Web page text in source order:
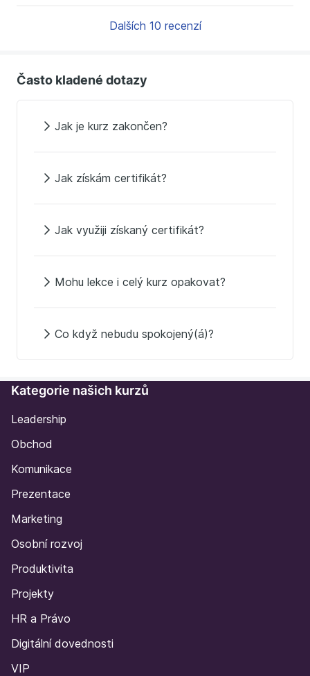
Dalších 10 recenzí
Často kladené dotazy
Jak je kurz zakončen?
Jak získám certifikát?
Jak využiji získaný certifikát?
Mohu lekce i celý kurz opakovat?
Co když nebudu spokojený(á)?
Kategorie našich kurzů
Leadership
Obchod
Komunikace
Prezentace
Marketing
Osobní rozvoj
Produktivita
Projekty
HR a Právo
Digitální dovednosti
VIP